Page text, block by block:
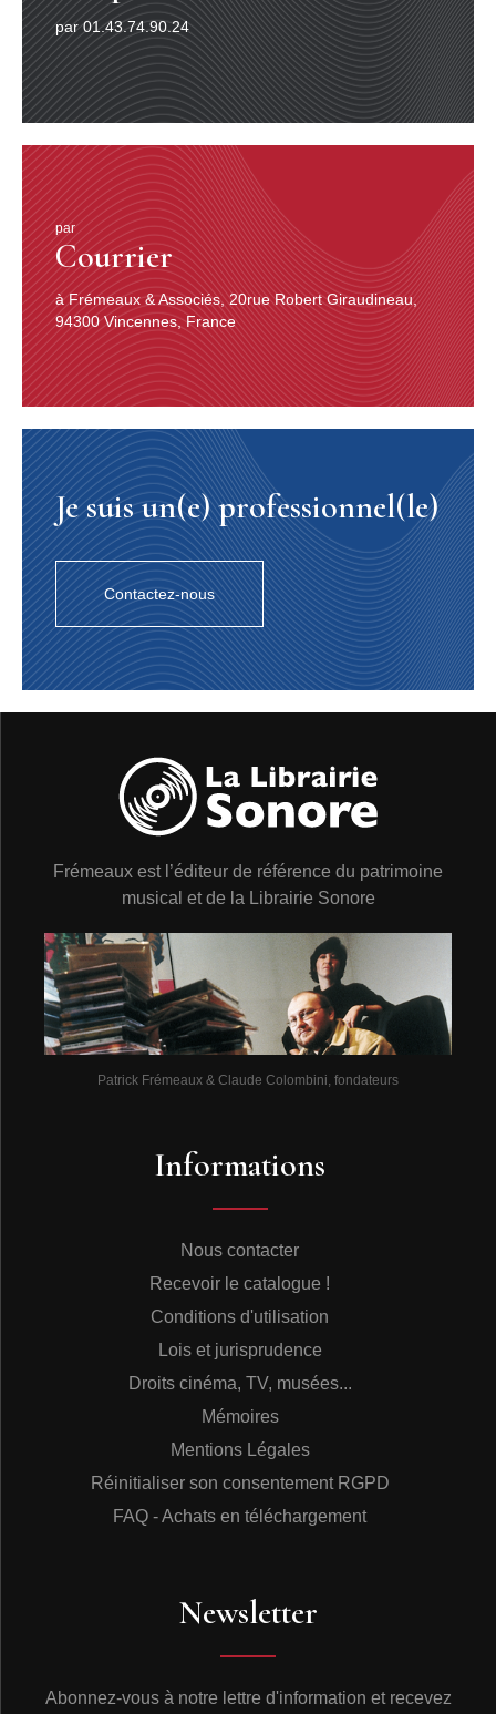
par 01.43.74.90.24
par
Courrier
à Frémeaux & Associés, 20rue Robert Giraudineau,
94300 Vincennes, France
Je suis un(e) professionnel(le)
Contactez-nous
Frémeaux est l’éditeur de référence du patrimoine
musical et de la Librairie Sonore
Patrick Frémeaux & Claude Colombini, fondateurs
Informations
Nous contacter
Recevoir le catalogue !
Conditions d'utilisation
Lois et jurisprudence
Droits cinéma, TV, musées...
Mémoires
Mentions Légales
Réinitialiser son consentement RGPD
FAQ - Achats en téléchargement
Newsletter
Abonnez-vous à notre lettre d'information et recevez